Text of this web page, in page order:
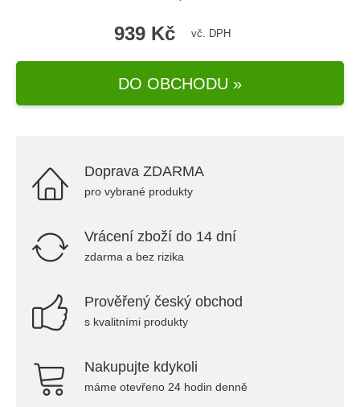
939 Kč vč. DPH
DO OBCHODU »
Doprava ZDARMA
pro vybrané produkty
Vrácení zboží do 14 dní
zdarma a bez rizika
Prověřený český obchod
s kvalitními produkty
Nakupujte kdykoli
máme otevřeno 24 hodin denně